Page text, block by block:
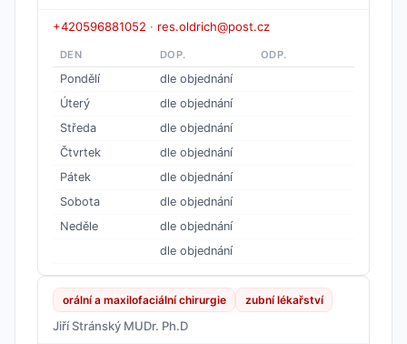
+420596881052 · res.oldrich@post.cz
DEN DOP. ODP.
Pondělí
dle objednání
Úterý
dle objednání
Středa
dle objednání
Čtvrtek
dle objednání
Pátek
dle objednání
Sobota
dle objednání
Neděle
dle objednání
dle objednání
orální a maxilofaciální chirurgie zubní lékařství
Jiří Stránský MUDr. Ph.D